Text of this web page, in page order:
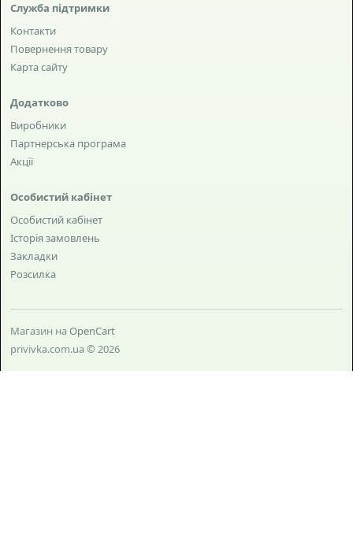
Служба підтримки
Контакти
Повернення товару
Карта сайту
Додатково
Виробники
Партнерська програма
Акції
Особистий кабінет
Особистий кабінет
Історія замовлень
Закладки
Розсилка
Магазин на OpenCart
privivka.com.ua © 2026